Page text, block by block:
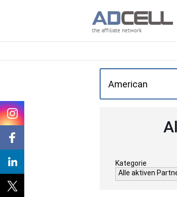
the affiliate network
Kategorie
Alle aktiven